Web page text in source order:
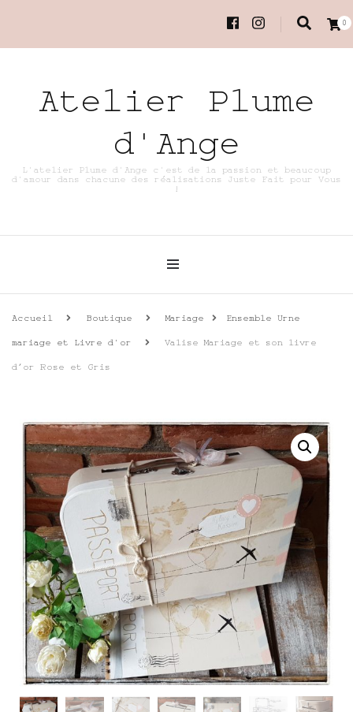
0
Atelier Plume
d'Ange
L'atelier Plume d'Ange c'est de la passion et beaucoup
d'amour dans chacune des réalisations Juste Fait pour Vous
!
Accueil Boutique Mariage Ensemble Urne
mariage et Livre d'or Valise Mariage et son livre
d’or Rose et Gris